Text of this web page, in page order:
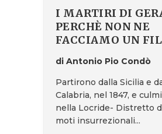
I MARTIRI DI
PERCHÈ NON NE
FACCIAMO UN
di Antonio Pio Condò
Partirono dalla Sicilia e
Calabria, nel 1847, e
nella Locride- Distretto
moti insurrezionali...